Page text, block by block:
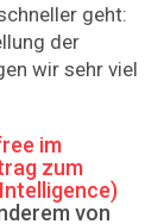
geht:
der
wir sehr viel
im
zum
von